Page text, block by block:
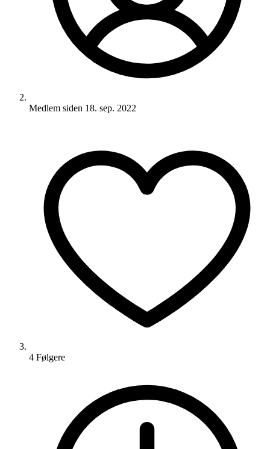
Medlem siden 18. sep. 2022
4 Følgere